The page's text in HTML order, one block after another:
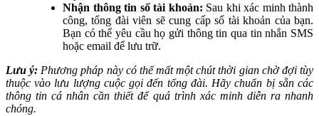
Nhận thông tin số tài khoản: Sau khi xác minh thành
công, tổng đài viên sẽ cung cấp số tài khoản của bạn.
Bạn có thể yêu cầu họ gửi thông tin qua tin nhắn SMS
hoặc email để lưu trữ.
Lưu ý: Phương pháp này có thể mất một chút thời gian chờ đợi tùy
thuộc vào lưu lượng cuộc gọi đến tổng đài. Hãy chuẩn bị sẵn các
thông tin cá nhân cần thiết để quá trình xác minh diễn ra nhanh
chóng.